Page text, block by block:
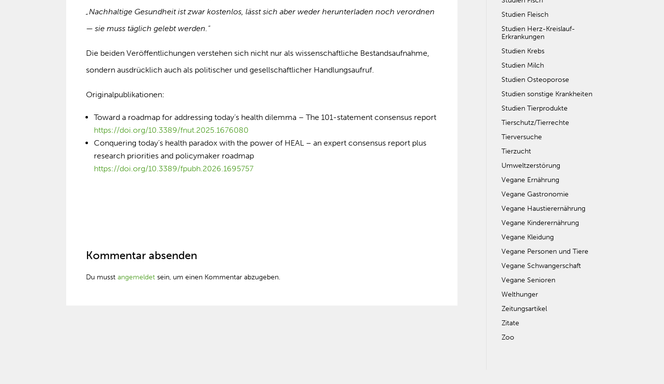
„Nachhaltige Gesundheit ist zwar kostenlos, lässt sich aber weder herunterladen noch verordnen
— sie muss täglich gelebt werden.“
Die beiden Veröffentlichungen verstehen sich nicht nur als wissenschaftliche Bestandsaufnahme,
sondern ausdrücklich auch als politischer und gesellschaftlicher Handlungsaufruf.
Originalpublikationen:
Toward a roadmap for addressing today’s health dilemma – The 101-statement consensus report
https://doi.org/10.3389/fnut.2025.1676080
Conquering today’s health paradox with the power of HEAL – an expert consensus report plus
research priorities and policymaker roadmap
https://doi.org/10.3389/fpubh.2026.1695757
Kommentar absenden
Du musstangemeldet sein, um einen Kommentar abzugeben.
Studien Fleisch
Studien Herz-Kreislauf-
Erkrankungen
Studien Krebs
Studien Milch
Studien Osteoporose
Studien sonstige Krankheiten
Studien Tierprodukte
Tierschutz/Tierrechte
Tierversuche
Tierzucht
Umweltzerstörung
Vegane Ernährung
Vegane Gastronomie
Vegane Haustierernährung
Vegane Kinderernährung
Vegane Kleidung
Vegane Personen und Tiere
Vegane Schwangerschaft
Vegane Senioren
Welthunger
Zeitungsartikel
Zitate
Zoo